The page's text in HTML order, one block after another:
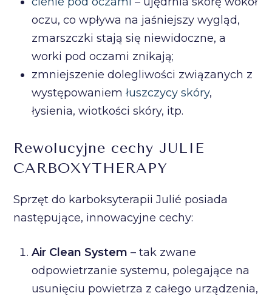
oczu, co wpływa na jaśniejszy wygląd,
zmarszczki stają się niewidoczne, a
worki pod oczami znikają;
zmniejszenie dolegliwości związanych z
występowaniemłuszczycy skóry,
łysienia, wiotkości skóry, itp.
Rewolucyjne cechy JULIE
CARBOXYTHERAPY
Sprzęt do karboksyterapii Julié posiada
następujące, innowacyjne cechy:
Air Clean System – tak zwane
odpowietrzanie systemu, polegające na
usunięciu powietrza z całego urządzenia,